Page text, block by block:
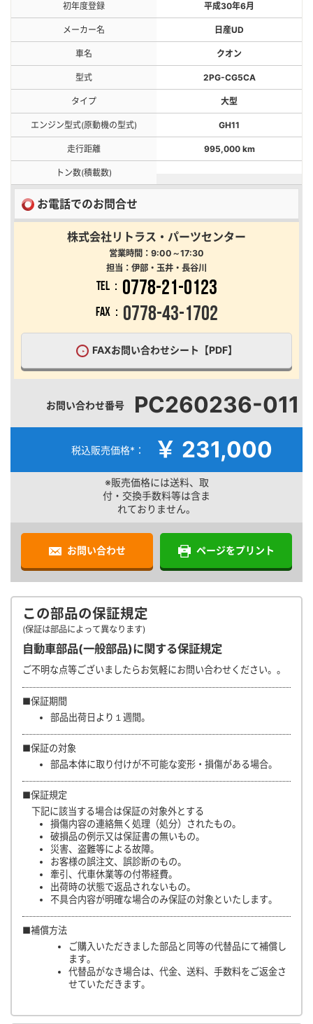
初年度登録 平成30年6月
メーカー名 日産UD
車名 クオン
型式 2PG-CG5CA
タイプ 大型
エンジン型式(原動機の型式) GH11
走行距離 995,000 km
トン数(積載数)
お電話でのお問合せ
株式会社リトラス・パーツセンター
営業時間：9:00～17:30
担当：伊部・玉井・長谷川
TEL： 0778-21-0123
FAX： 0778-43-1702
FAXお問い合わせシート【PDF】
お問い合わせ番号 PC260236-011
税込販売価格*： ￥ 231,000
※販売価格には送料、取
付・交換手数料等は含ま
れておりません。
お問い合わせ ページをプリント
この部品の保証規定
(保証は部品によって異なります)
自動車部品(一般部品)に関する保証規定
ご不明な点等ございましたらお気軽にお問い合わせください。。
■保証期間
部品出荷日より１週間。
■保証の対象
部品本体に取り付けが不可能な変形・損傷がある場合。
■保証規定
下記に該当する場合は保証の対象外とする
損傷内容の連絡無く処理（処分）されたもの。
破損品の例示又は保証書の無いもの。
災害、盗難等による故障。
お客様の誤注文、誤診断のもの。
牽引、代車休業等の付帯経費。
出荷時の状態で返品されないもの。
不具合内容が明確な場合のみ保証の対象といたします。
■補償方法
ご購入いただきました部品と同等の代替品にて補償し
ます。
代替品がなき場合は、代金、送料、手数料をご返金さ
せていただきます。